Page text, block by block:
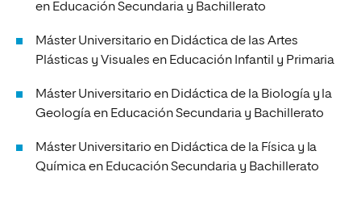
en Educación Secundaria y Bachillerato
Máster Universitario en Didáctica de las Artes
Plásticas y Visuales en Educación Infantil y Primaria
Máster Universitario en Didáctica de la Biología y la
Geología en Educación Secundaria y Bachillerato
Máster Universitario en Didáctica de la Física y la
Química en Educación Secundaria y Bachillerato